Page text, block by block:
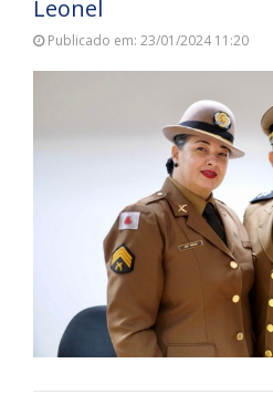
Leonel
Publicado em: 23/01/2024 11:20